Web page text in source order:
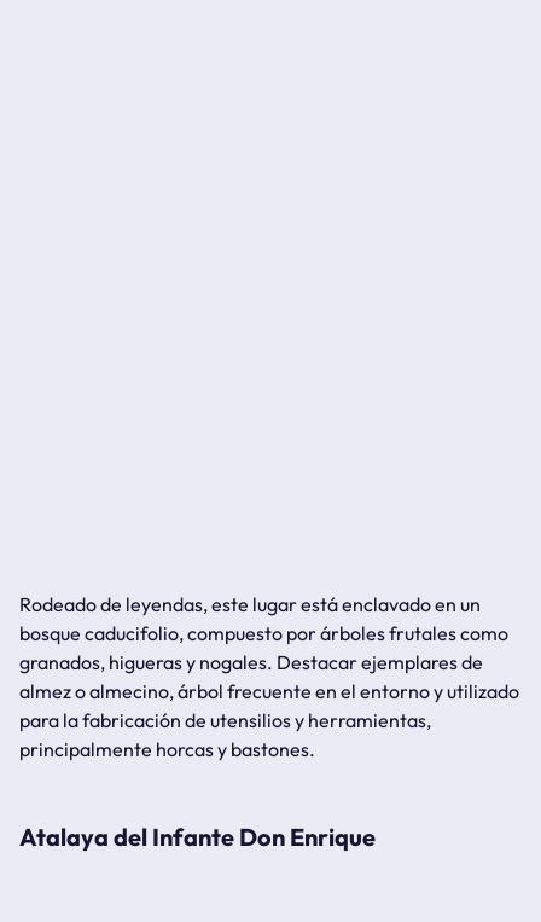
Rodeado de leyendas, este lugar está enclavado en un
bosque caducifolio, compuesto por árboles frutales como
granados, higueras y nogales. Destacar ejemplares de
almez o almecino, árbol frecuente en el entorno y utilizado
para la fabricación de utensilios y herramientas,
principalmente horcas y bastones.
Atalaya del Infante Don Enrique